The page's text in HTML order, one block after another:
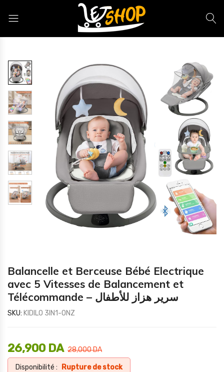
Balancelle et Berceuse Bébé Electrique
avec 5 Vitesses de Balancement et
Télécommande – سرير هزاز للأطفال
SKU: KIDILO 3IN1-ONZ
28,000DA
26,900 DA
Disponibilité : Rupture de stock